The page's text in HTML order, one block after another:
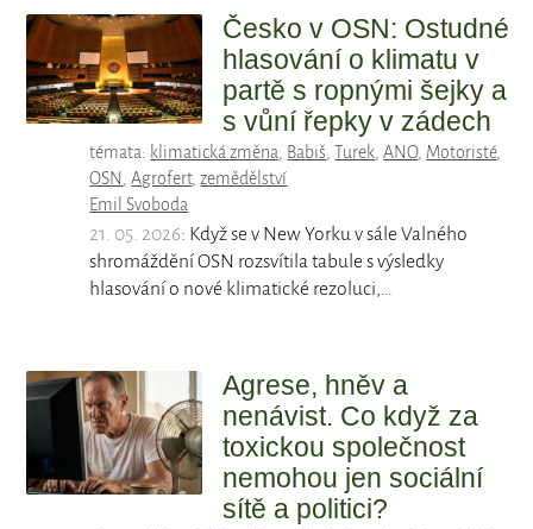
Česko v OSN: Ostudné
hlasování o klimatu v
partě s ropnými šejky a
s vůní řepky v zádech
témata: klimatická změna, Babiš,Turek,ANO, Motoristé,
OSN,Agrofert,zemědělství
Emil Svoboda
21. 05. 2026: Když se v New Yorku v sále Valného
shromáždění OSN rozsvítila tabule s výsledky
hlasování o nové klimatické rezoluci,…
Agrese, hněv a
nenávist. Co když za
toxickou společnost
nemohou jen sociální
sítě a politici?